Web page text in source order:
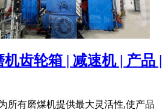
齿轮箱 | 减速机 | 产品 |
所有磨煤机提供最大灵活性,使产品